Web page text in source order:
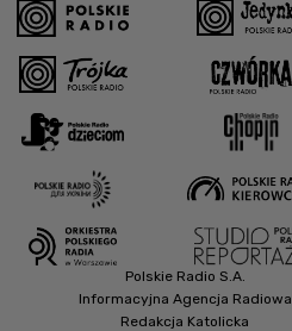
Polskie Radio S.A.
Informacyjna Agencja Radiowa
Redakcja Katolicka